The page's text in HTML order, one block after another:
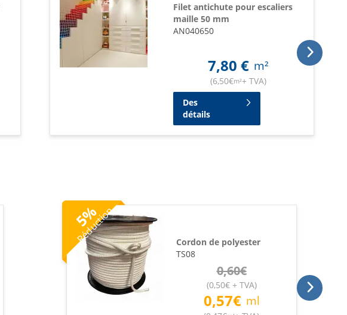
Filet antichute pour escaliers
maille 50 mm
AN040650
7,80 € m²
(6,50€m²+ TVA)
Des
détails
5
%
Réduction
Cordon de polyester
TS08
0,60€
(0,50€+ TVA)
0,57€ ml